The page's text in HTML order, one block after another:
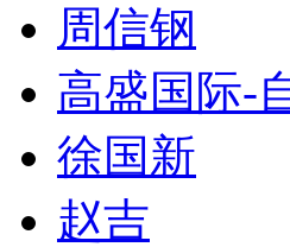
周信钢
高盛国际-
徐国新
赵吉